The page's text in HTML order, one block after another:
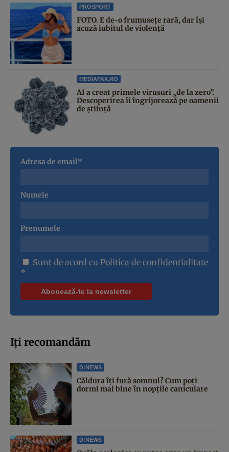
PROSPORT
FOTO. E de-o frumusețe rară, dar își
acuză iubitul de violență
MEDIAFAX.RO
AI a creat primele virusuri „de la zero”.
Descoperirea îi îngrijorează pe oamenii
de știință
Adresa de email*
Numele
Prenumele
Sunt de acord cu Politica de confidentialitate
*
Iți recomandăm
D:NEWS
Căldura îți fură somnul? Cum poți
dormi mai bine în nopțile caniculare
D:NEWS